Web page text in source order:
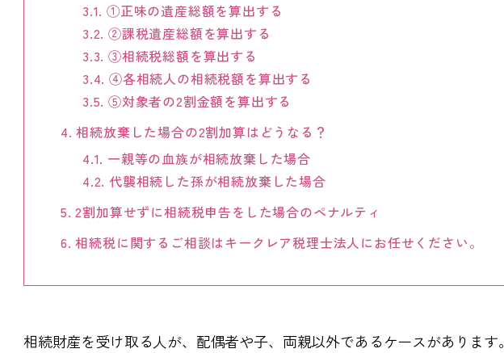
3.1. ①正味の遺産総額を算出する
3.2. ②課税遺産総額を算出する
3.3. ③相続税総額を算出する
3.4. ④各相続人の相続税額を算出する
3.5. ⑤対象者の2割金額を算出する
4. 相続放棄した場合の2割加算はどうなる？
4.1. 一親等の血族が相続放棄した場合
4.2. 代襲相続した孫が相続放棄した場合
5. 2割加算せずに相続税申告をした場合のペナルティ
6. 相続税に関するご相談はキークレア税理士法人にお任せください。
相続財産を受け取る人が、配偶者や子、両親以外であるケースがあります。